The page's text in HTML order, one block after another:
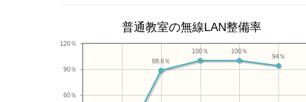
普通教室の無線LAN整備率
60％
90％
120％
94％
100％
100％
88.6％